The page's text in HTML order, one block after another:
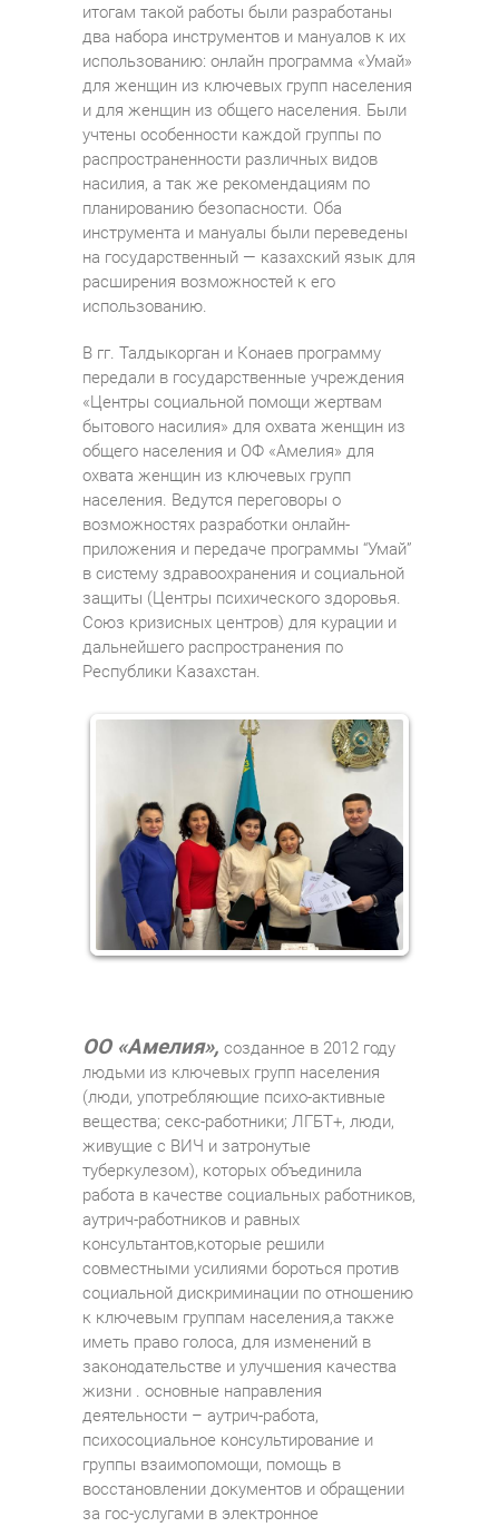
итогам такой работы были разработаны
два набора инструментов и мануалов к их
использованию: онлайн программа «Умай»
для женщин из ключевых групп населения
и для женщин из общего населения. Были
учтены особенности каждой группы по
распространенности различных видов
насилия, а так же рекомендациям по
планированию безопасности. Оба
инструмента и мануалы были переведены
на государственный — казахский язык для
расширения возможностей к его
использованию.
В гг. Талдыкорган и Конаев программу
передали в государственные учреждения
«Центры социальной помощи жертвам
бытового насилия» для охвата женщин из
общего населения и ОФ «Амелия» для
охвата женщин из ключевых групп
населения. Ведутся переговоры о
возможностях разработки онлайн-
приложения и передаче программы “Умай”
в систему здравоохранения и социальной
защиты (Центры психического здоровья.
Союз кризисных центров) для курации и
дальнейшего распространения по
Республики Казахстан.
ОО «Амелия», созданное в 2012 году
людьми из ключевых групп населения
(люди, употребляющие психо-активные
вещества; секс-работники; ЛГБТ+, люди,
живущие с ВИЧ и затронутые
туберкулезом), которых объединила
работа в качестве социальных работников,
аутрич-работников и равных
консультантов,которые решили
совместными усилиями бороться против
социальной дискриминации по отношению
к ключевым группам населения,а также
иметь право голоса, для изменений в
законодательстве и улучшения качества
жизни . основные направления
деятельности – аутрич-работа,
психосоциальное консультирование и
группы взаимопомощи, помощь в
восстановлении документов и обращении
за гос-услугами в электронное